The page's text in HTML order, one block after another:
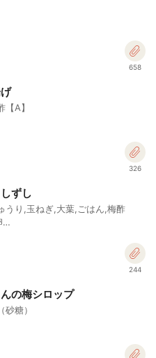
658
A】
326
ずし
うり,玉ねぎ,大葉,ごはん,梅酢
…
244
の梅シロップ
糖）